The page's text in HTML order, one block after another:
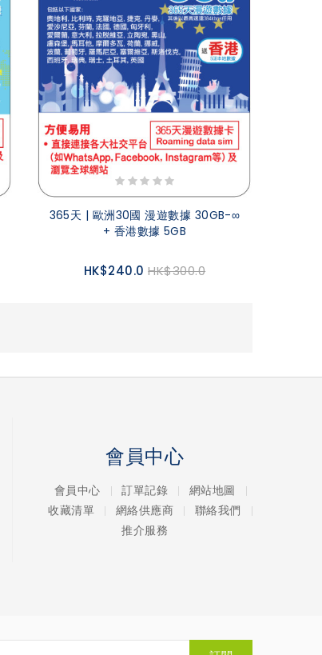
365天 | 歐洲30國 漫遊數據 30GB-∞
+ 香港數據 5GB
HK$240.0 HK$300.0
會員中心
會員中心 訂單記錄
網站地圖
收藏清單
網絡供應商
聯絡我們
推介服務